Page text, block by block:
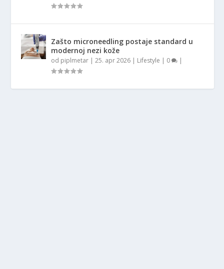
Zašto microneedling postaje standard u
modernoj nezi kože
od piplmetar |25. apr 2026 | Lifestyle | 0 |